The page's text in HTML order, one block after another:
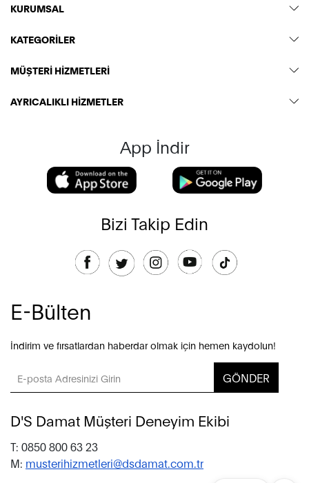
KURUMSAL
KATEGORİLER
MÜŞTERİ HİZMETLERİ
AYRICALIKLI HİZMETLER
App İndir
Bizi Takip Edin
E-Bülten
İndirim ve fırsatlardan haberdar olmak için hemen kaydolun!
GÖNDER
D'S Damat Müşteri Deneyim Ekibi
T: 0850 800 63 23
M: musterihizmetleri@dsdamat.com.tr